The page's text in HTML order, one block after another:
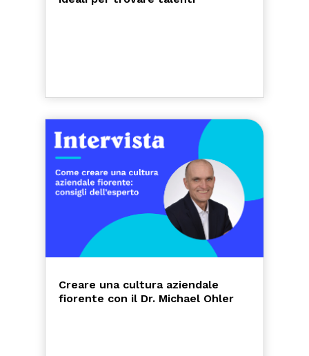
Creare una cultura aziendale
fiorente con il Dr. Michael Ohler